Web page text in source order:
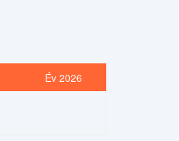
Év 2026